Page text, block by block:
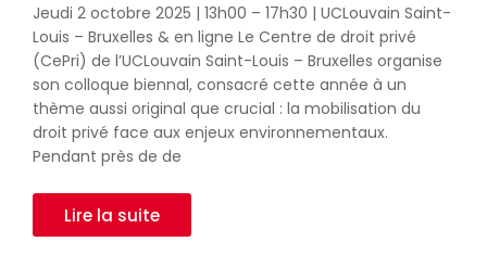
Jeudi 2 octobre 2025 | 13h00 – 17h30 | UCLouvain Saint-
Louis – Bruxelles & en ligne Le Centre de droit privé
(CePri) de l’UCLouvain Saint-Louis – Bruxelles organise
son colloque biennal, consacré cette année à un
thème aussi original que crucial : la mobilisation du
droit privé face aux enjeux environnementaux.
Pendant près de de
Lire la suite